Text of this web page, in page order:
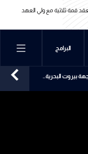
قمة ثلاثية مع ولي العهد
قمة ثلاثية مع ولي العهد
البرامج
بيروت البحرية..